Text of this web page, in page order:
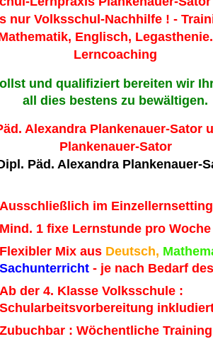
und qualifiziert bereiten wir
all dies bestens zu bewältigen.
Päd. Alexandra Plankenauer-
Ausschließlich im Einzellernsetting
Mind. 1 fixe Lernstunde pro Woche
Flexibler Mix aus Deutsch,
Sachunterricht- je nach Bedarf
Ab der 4. Klasse Volksschule :
Schularbeitsvorbereitung
Zubuchbar : Wöchentliche